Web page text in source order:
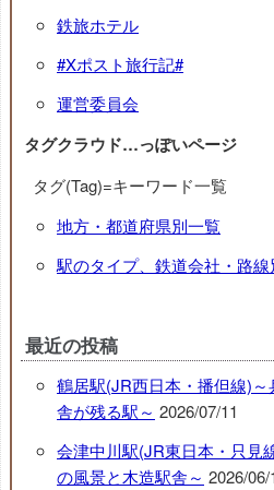
鉄旅ホテル
#Xポスト旅行記#
運営委員会
タグクラウド…っぽいページ
タグ(Tag)=キーワード一覧
地方・都道府県別一覧
駅のタイプ、鉄道会社・路
最近の投稿
鶴居駅(JR西日本・播但線)
舎が残る駅～ 2026/07/11
会津中川駅(JR東日本・只見
の風景と木造駅舎～ 2026/06/